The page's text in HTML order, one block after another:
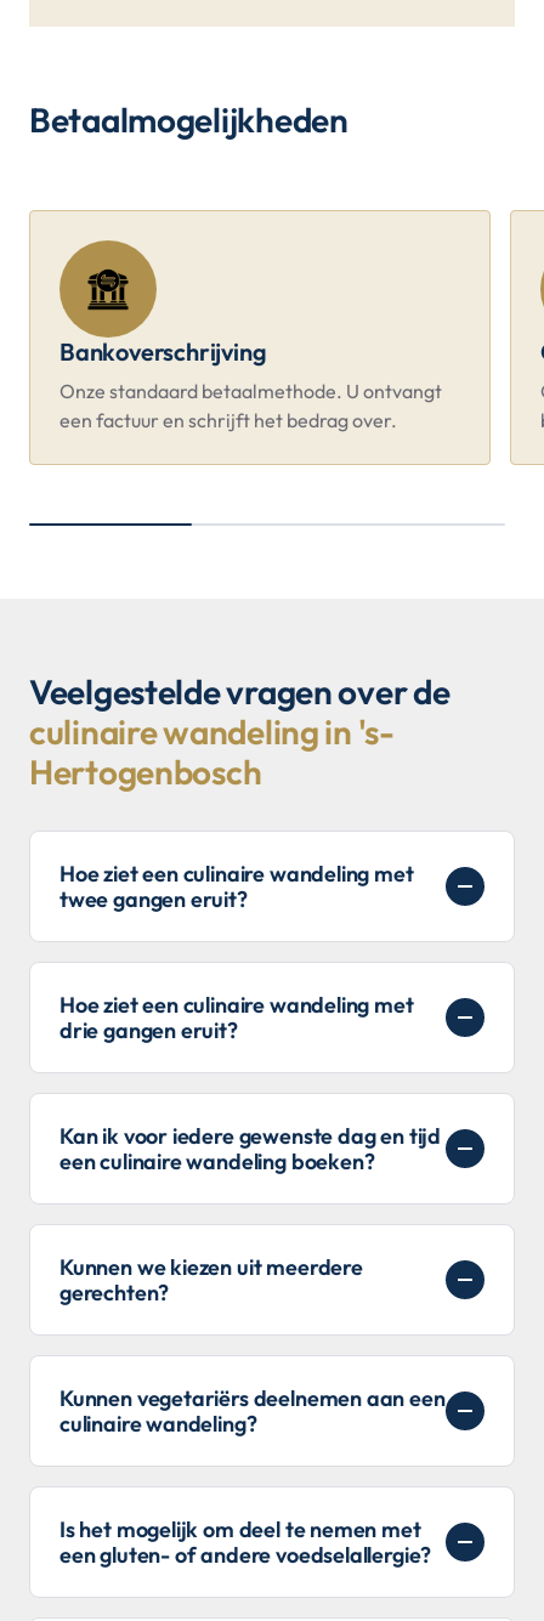
Betaalmogelijkheden
Bankoverschrijving
Onze standaard betaalmethode. U ontvangt
een factuur en schrijft het bedrag over.
Veelgestelde vragen over de
culinaire wandeling in 's-
Hertogenbosch
Hoe ziet een culinaire wandeling met
twee gangen eruit?
Hoe ziet een culinaire wandeling met
drie gangen eruit?
Kan ik voor iedere gewenste dag en tijd
een culinaire wandeling boeken?
Kunnen we kiezen uit meerdere
gerechten?
Kunnen vegetariërs deelnemen aan een
culinaire wandeling?
Is het mogelijk om deel te nemen met
een gluten- of andere voedselallergie?